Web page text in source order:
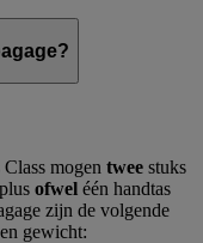
mogen twee stuks
ofwel één handtas
zijn de volgende
gewicht: